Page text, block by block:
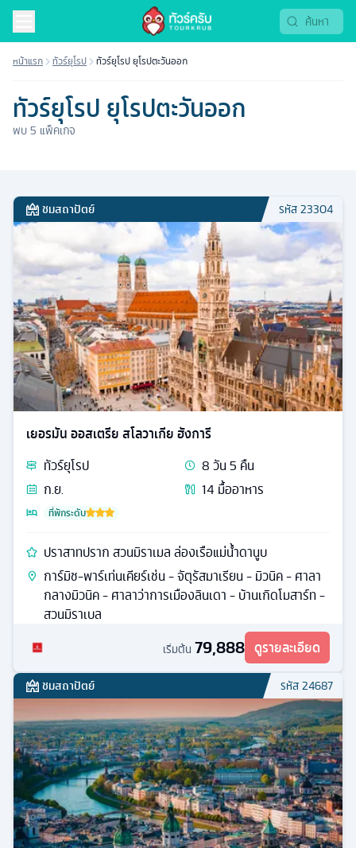
หน้าแรก ทัวร์ยุโรป ทัวร์ยุโรป ยุโรปตะวันออก
ทัวร์ยุโรป ยุโรปตะวันออก
พบ5 แพ็คเกจ
ชมสถาปัตย์ รหัส23304
เยอรมัน ออสเตรีย สโลวาเกีย ฮังการี
ทัวร์ยุโรป 8วัน5 คืน
ก.ย.
14 มื้ออาหาร
ที่พักระดับ
ปราสาทปราก สวนมิราเมล ล่องเรือแม่น้ำดานูบ
การ์มิช-พาร์เท่นเคียร์เช่น - จัตุรัสมาเรียน - มิวนิค - ศาลา
กลางมิวนิค - ศาลาว่าการเมืองลินเดา - บ้านเกิดโมสาร์ท -
สวนมิราเบล
เริ่มต้น 79,888 ดูรายละเอียด
ชมสถาปัตย์ รหัส24687